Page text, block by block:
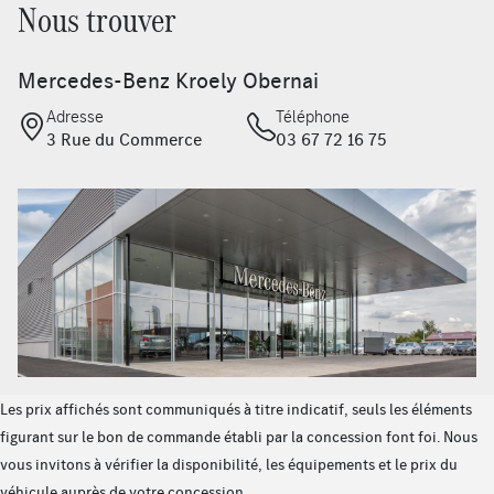
Services de charge et services à distance Plus
Instrumentation digitale avec écran 10,25''
Suspensions confort
électriquement
Avertisseur de limitation de vitesse
Ciel de pavillon en tissu noir
Système multimédia MBUX
Radio digitale
Pare soleil avec mirroir de courtoisie éclairé
Climatisation automatique THERMOTRONIC
Pre-installation pour DISTRONIC
Assistant de feux de route
Prise de recharge
Protection partiel de transport
Nous trouver
Mercedes-Benz Kroely Obernai
Adresse
3 Rue du Commerce
Téléphone
03 67 72 16 75
Les prix affichés sont communiqués à titre indicatif, seuls les éléments
figurant sur le bon de commande établi par la concession font foi. Nous
vous invitons à vérifier la disponibilité, les équipements et le prix du